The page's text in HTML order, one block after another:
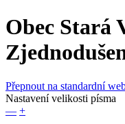
Obec Stará
Přepnout na standardní
Nastavení velikosti písma
— +